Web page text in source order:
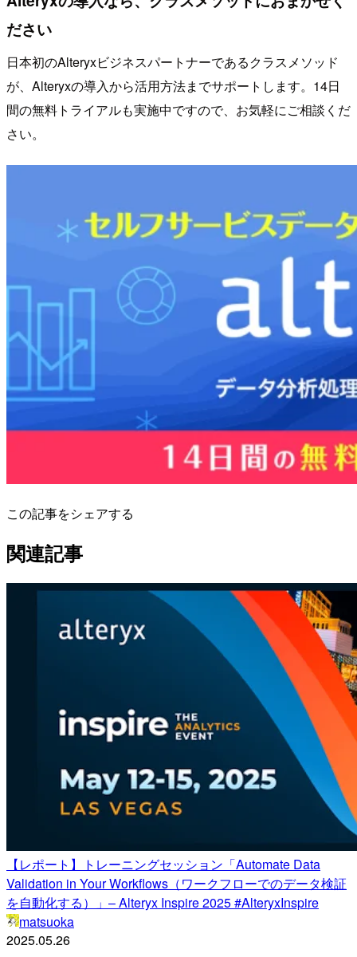
ださい
日本初のAlteryxビジネスパートナーであるクラスメソッド
が、Alteryxの導入から活用方法までサポートします。14日
間の無料トライアルも実施中ですので、お気軽にご相談くだ
さい。
この記事をシェアする
関連記事
【レポート】トレーニングセッション「Automate Data
Validation in Your Workflows（ワークフローでのデータ検証
を自動化する）」– Alteryx Inspire 2025 #AlteryxInspire
matsuoka
2025.05.26